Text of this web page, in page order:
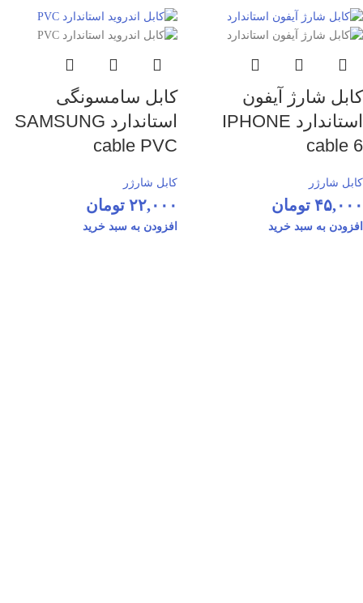
کابل شارژ آیفون
استاندارد IPHONE
cable 6
کابل شارژر
۴۵,۰۰۰ تومان
افزودن به سبد خرید
کابل سامسونگی
استاندارد SAMSUNG
cable PVC
کابل شارژر
۲۲,۰۰۰ تومان
افزودن به سبد خرید